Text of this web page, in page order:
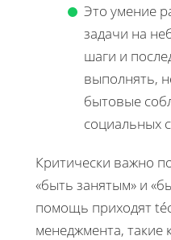
Это умение
задачи на
шаги и
выполнять,
бытовые
социальных
Критически важно
«быть занятым» и
помощь приходят
менеджмента, такие